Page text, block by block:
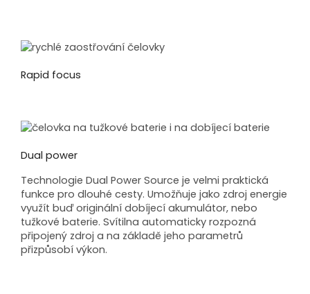
Rapid focus
Dual power
Technologie Dual Power Source je velmi praktická
funkce pro dlouhé cesty. Umožňuje jako zdroj energie
využít buď originální dobíjecí akumulátor, nebo
tužkové baterie. Svítilna automaticky rozpozná
připojený zdroj a na základě jeho parametrů
přizpůsobí výkon.